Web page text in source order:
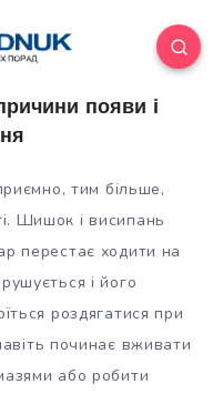
появи і
тим більше,
Шишок і висипань
перестає ходити на
і його
роздягатися при
починає вживати
або робити